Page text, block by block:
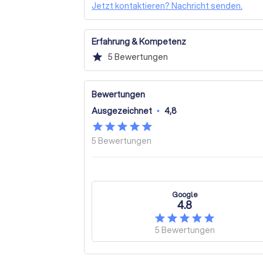
können!
Jetzt kontaktieren? Nachricht senden.
Erfahrung & Kompetenz
star 5 Bewertungen
Bewertungen
Ausgezeichnet • 4,8
5 Bewertungen
Google
4.8
5 Bewertungen